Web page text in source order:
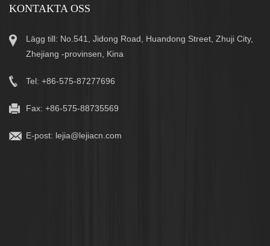
KONTAKTA OSS
Lägg till: No.541, Jidong Road, Huandong Street, Zhuji City,
Zhejiang -provinsen, Kina
Tel: +86-575-87277696
Fax: +86-575-88735569
E-post: lejia@lejiacn.com